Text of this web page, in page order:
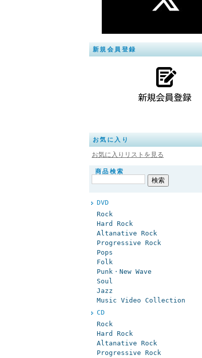
新規会員登録
お気に入り
お気に入りリストを見る
商品検索
DVD
Rock
Hard Rock
Altanative Rock
Progressive Rock
Pops
Folk
Punk・New Wave
Soul
Jazz
Music Video Collection
CD
Rock
Hard Rock
Altanative Rock
Progressive Rock